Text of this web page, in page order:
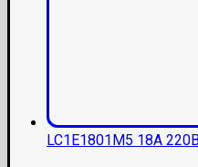
LC1E1801M5 18A